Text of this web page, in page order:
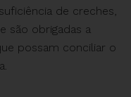
de creches,
são obrigadas a
possam conciliar o